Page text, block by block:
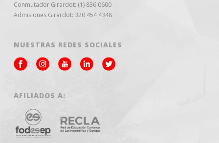
Conmutador Girardot: (1) 836 0600
Admisiones Girardot: 320 454 4348
NUESTRAS REDES SOCIALES
AFILIADOS A: